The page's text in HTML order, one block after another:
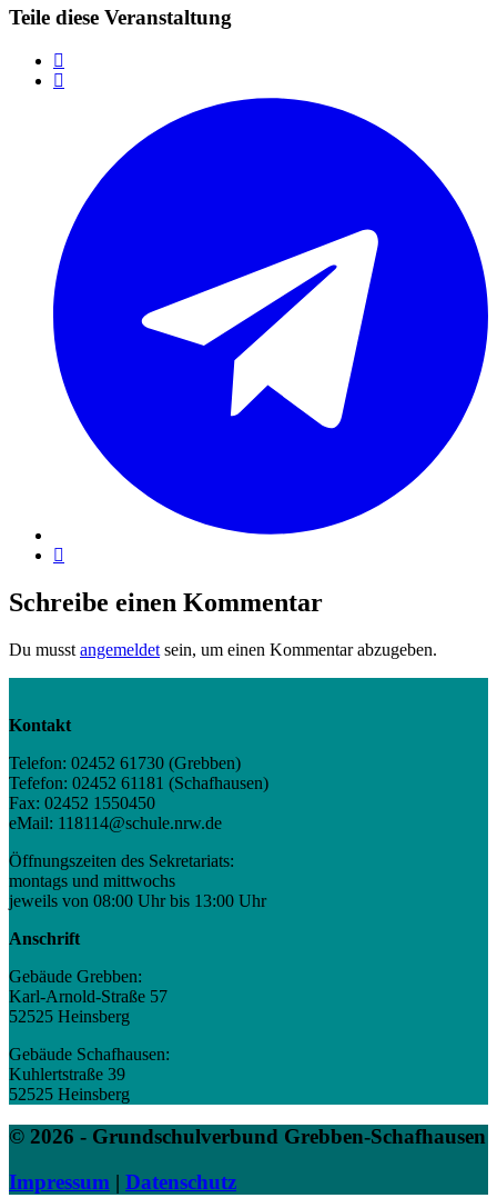
Teile diese Veranstaltung
Schreibe einen Kommentar
Du musst angemeldet sein, um einen Kommentar abzugeben.
Kontakt
Telefon: 02452 61730 (Grebben)
Tefefon: 02452 61181 (Schafhausen)
Fax: 02452 1550450
eMail: 118114@schule.nrw.de
Öffnungszeiten des Sekretariats:
montags und mittwochs
jeweils von 08:00 Uhr bis 13:00 Uhr
Anschrift
Gebäude Grebben:
Karl-Arnold-Straße 57
52525 Heinsberg
Gebäude Schafhausen:
Kuhlertstraße 39
52525 Heinsberg
© 2026 - Grundschulverbund Grebben-Schafhausen
Impressum | Datenschutz